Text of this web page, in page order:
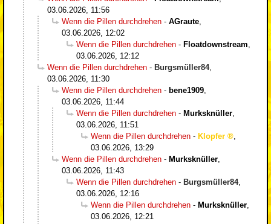
03.06.2026, 11:56
Wenn die Pillen durchdrehen - AGraute
03.06.2026, 12:02
Wenn die Pillen durchdrehen - Floatdownstream
03.06.2026, 12:12
Wenn die Pillen durchdrehen - Burgsmüller84,
03.06.2026, 11:30
Wenn die Pillen durchdrehen - bene1909
03.06.2026, 11:44
Wenn die Pillen durchdrehen - Murksknüller
03.06.2026, 11:51
Wenn die Pillen durchdrehen - Klopfer
03.06.2026, 13:29
Wenn die Pillen durchdrehen - Murksknüller
03.06.2026, 11:43
Wenn die Pillen durchdrehen - Burgsmüller84,
03.06.2026, 12:16
Wenn die Pillen durchdrehen - Murksknüller
03.06.2026, 12:21